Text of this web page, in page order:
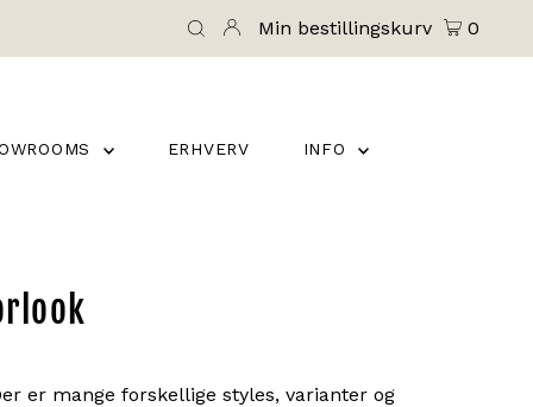
Min bestillingskurv 0
ERHVERV INFO
er mange forskellige styles, varianter og